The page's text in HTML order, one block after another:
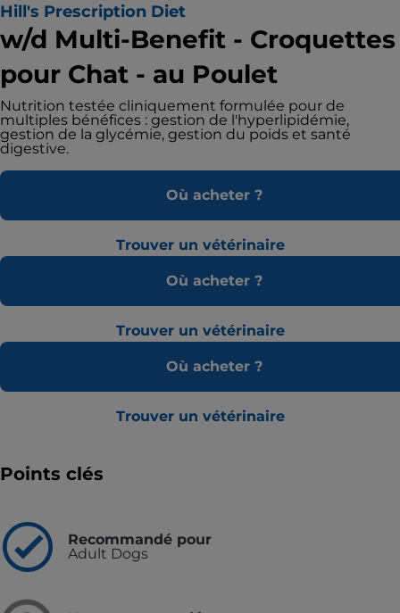
Hill's Prescription Diet
w/d Multi-Benefit - Croquettes
pour Chat - au Poulet
Nutrition testée cliniquement formulée pour de
multiples bénéfices : gestion de l'hyperlipidémie,
gestion de la glycémie, gestion du poids et santé
digestive.
Où acheter ?
Trouver un vétérinaire
Où acheter ?
Trouver un vétérinaire
Où acheter ?
Trouver un vétérinaire
Points clés
Recommandé pour
Adult Dogs